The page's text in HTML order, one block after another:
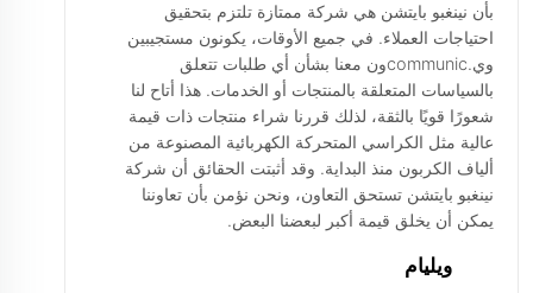
بأن نينغبو بايتشن هي شركة ممتازة تلتزم بتحقيق
احتياجات العملاء. في جميع الأوقات، يكونون مستجيبين
وي.communicون معنا بشأن أي طلبات تتعلق
بالسياسات المتعلقة بالمنتجات أو الخدمات. هذا أتاح لنا
شعورًا قويًا بالثقة، لذلك قررنا شراء منتجات ذات قيمة
عالية مثل الكراسي المتحركة الكهربائية المصنوعة من
ألياف الكربون منذ البداية. وقد أثبتت الحقائق أن شركة
نينغبو بايتشن تستحق التعاون، ونحن نؤمن بأن تعاوننا
يمكن أن يخلق قيمة أكبر لبعضنا البعض.
ويليام